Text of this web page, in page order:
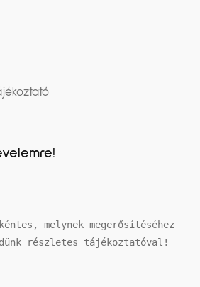
melynek megerősítéséhez
részletes tájékoztatóval!